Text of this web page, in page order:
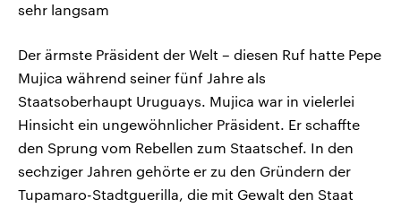
sehr langsam
Der ärmste Präsident der Welt – diesen Ruf hatte Pepe
Mujica während seiner fünf Jahre als
Staatsoberhaupt Uruguays. Mujica war in vielerlei
Hinsicht ein ungewöhnlicher Präsident. Er schaffte
den Sprung vom Rebellen zum Staatschef. In den
sechziger Jahren gehörte er zu den Gründern der
Tupamaro-Stadtguerilla, die mit Gewalt den Staat